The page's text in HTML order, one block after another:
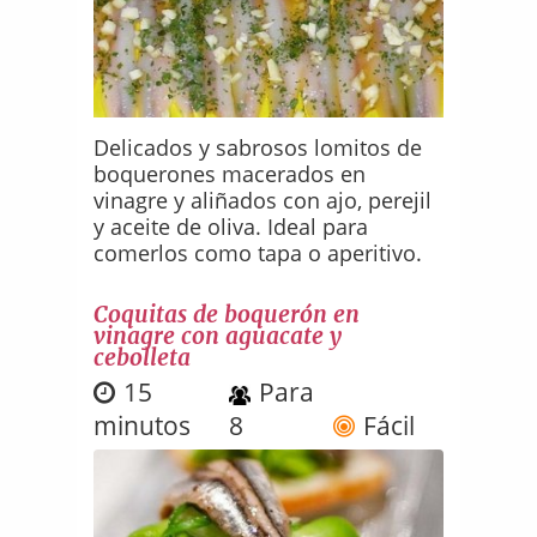
Delicados y sabrosos lomitos de
boquerones macerados en
vinagre y aliñados con ajo, perejil
y aceite de oliva. Ideal para
comerlos como tapa o aperitivo.
Coquitas de boquerón en
vinagre con aguacate y
cebolleta
15
minutos
Para
8
Fácil